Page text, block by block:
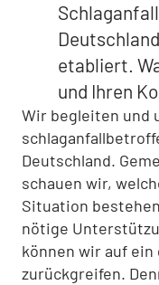
etabliert.
und Ihren
Wir begleiten und
Deutschland.
schauen wir,
Situation
nötige
können wir auf
zurückgreifen.